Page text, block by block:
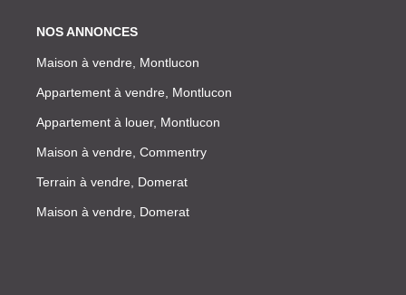
NOS ANNONCES
Maison à vendre, Montlucon
Appartement à vendre, Montlucon
Appartement à louer, Montlucon
Maison à vendre, Commentry
Terrain à vendre, Domerat
Maison à vendre, Domerat